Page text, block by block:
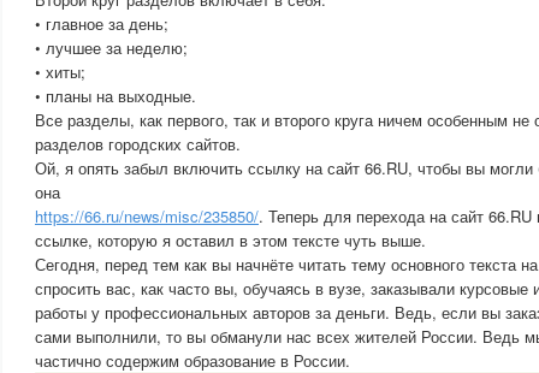
• главное за день;
• лучшее за неделю;
• хиты;
• планы на выходные.
Все разделы, как первого, так и второго круга ничем особенным
разделов городских сайтов.
Ой, я опять забыл включить ссылку на сайт 66.RU, чтобы вы
она
https://66.ru/news/misc/235850/. Теперь для перехода на сайт 66.RU
ссылке, которую я оставил в этом тексте чуть выше.
Сегодня, перед тем как вы начнёте читать тему основного текста
спросить вас, как часто вы, обучаясь в вузе, заказывали курсовые
работы у профессиональных авторов за деньги. Ведь, если вы
сами выполнили, то вы обманули нас всех жителей России. Ведь
частично содержим образование в России.